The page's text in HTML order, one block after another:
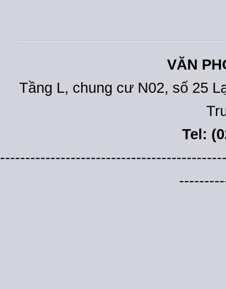
VĂN
Tầng L, chung cư N02, số 25
Tel: